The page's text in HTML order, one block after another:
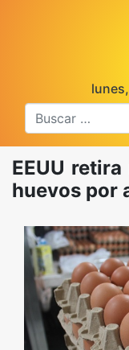
EEUU
huevos por